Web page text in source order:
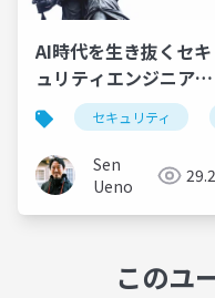
AI時代を生き抜くセキ
ュリティエンジニアの
条件
セキュリティ
Sen
Ueno
このユ